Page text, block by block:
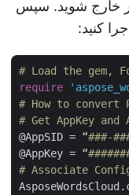
خارج شوید. سپس
کنید:
# Load the
require
# How to
# Get AppKey
@AppSID = “###-
@AppKey = “
# Associate